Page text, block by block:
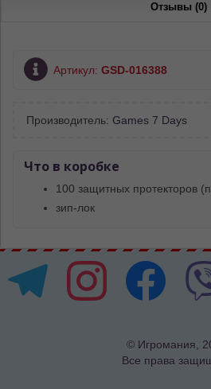
Отзывы (0)
Артикул: GSD-016388
Производитель: Games 7 Days
Что в коробке
100 защитных протекторов
зип-лок
© Игромания,
Все права